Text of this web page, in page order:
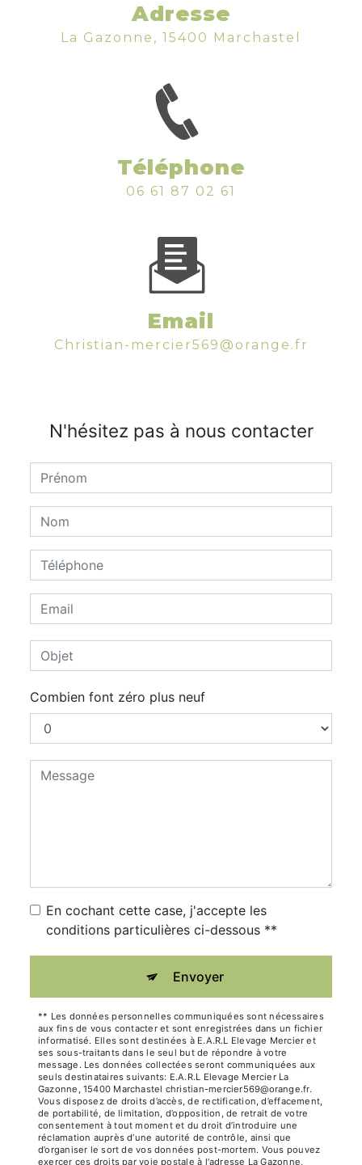
Adresse
La Gazonne, 15400 Marchastel
Téléphone
06 61 87 02 61
Email
christian-mercier569@orange.fr
N'hésitez pas à nous contacter
Combien font zéro plus neuf
En cochant cette case, j'accepte les
conditions particulières ci-dessous **
Envoyer
** Les données personnelles communiquées sont nécessaires
aux fins de vous contacter et sont enregistrées dans un fichier
informatisé. Elles sont destinées à E.A.R.L Elevage Mercier et
ses sous-traitants dans le seul but de répondre à votre
message. Les données collectées seront communiquées aux
seuls destinataires suivants: E.A.R.L Elevage Mercier La
Gazonne, 15400 Marchastel christian-mercier569@orange.fr.
Vous disposez de droits d’accès, de rectification, d’effacement,
de portabilité, de limitation, d’opposition, de retrait de votre
consentement à tout moment et du droit d’introduire une
réclamation auprès d’une autorité de contrôle, ainsi que
d’organiser le sort de vos données post-mortem. Vous pouvez
exercer ces droits par voie postale à l'adresse La Gazonne,